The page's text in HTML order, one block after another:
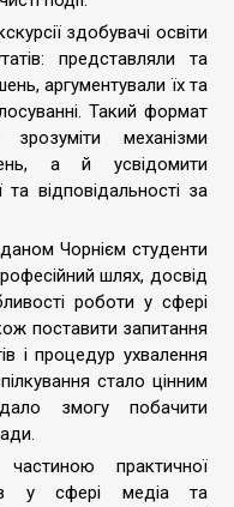
здобувачі освіти
представляли та
аргументували їх та
Такий формат
механізми
а й усвідомити
та відповідальності за
Чорнієм студенти
шлях, досвід
роботи у сфері
поставити запитання
і процедур ухвалення
стало цінним
змогу побачити
практичної
у сфері медіа та